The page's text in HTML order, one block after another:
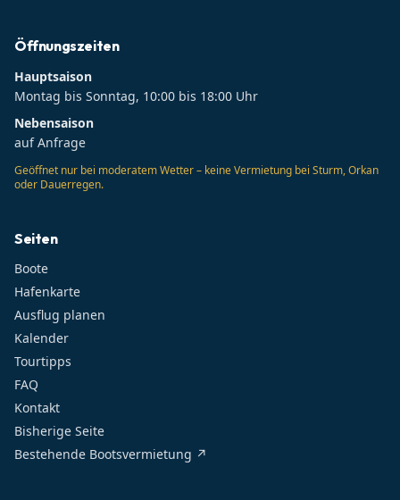
Öffnungszeiten
Hauptsaison
Montag bis Sonntag, 10:00 bis 18:00 Uhr
Nebensaison
auf Anfrage
Geöffnet nur bei moderatem Wetter – keine Vermietung bei Sturm, Orkan
oder Dauerregen.
Seiten
Boote
Hafenkarte
Ausflug planen
Kalender
Tourtipps
FAQ
Kontakt
Bisherige Seite
Bestehende Bootsvermietung ↗